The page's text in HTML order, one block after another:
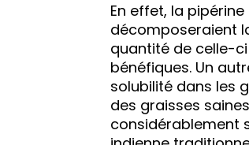
En effet, la
décomposeraient
quantité de celle-
bénéfiques. Un
solubilité dans les
des graisses
considérablement